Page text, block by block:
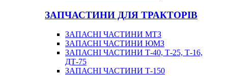
ЗАПЧАСТИНИ ДЛЯ ТРАКТОРІВ
ЗАПАСНІ ЧАСТИНИ МТЗ
ЗАПАСНІ ЧАСТИНИ ЮМЗ
ЗАПАСНІ ЧАСТИНИ Т-40, Т-25, Т-16,
ДТ-75
ЗАПАСНІ ЧАСТИНИ Т-150